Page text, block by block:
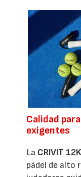
Calidad
exigentes
La CRIVIT
pádel de alto